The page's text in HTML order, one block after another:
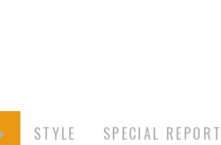
STYLE SPECIAL REPORT